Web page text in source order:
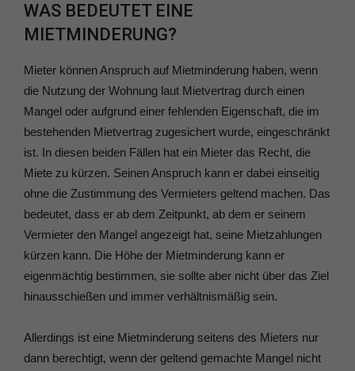
WAS BEDEUTET EINE
MIETMINDERUNG?
Mieter können Anspruch auf Mietminderung haben, wenn
die Nutzung der Wohnung laut Mietvertrag durch einen
Mangel oder aufgrund einer fehlenden Eigenschaft, die im
bestehenden Mietvertrag zugesichert wurde, eingeschränkt
ist. In diesen beiden Fällen hat ein Mieter das Recht, die
Miete zu kürzen. Seinen Anspruch kann er dabei einseitig
ohne die Zustimmung des Vermieters geltend machen. Das
bedeutet, dass er ab dem Zeitpunkt, ab dem er seinem
Vermieter den Mangel angezeigt hat, seine Mietzahlungen
kürzen kann. Die Höhe der Mietminderung kann er
eigenmächtig bestimmen, sie sollte aber nicht über das Ziel
hinausschießen und immer verhältnismäßig sein.
Allerdings ist eine Mietminderung seitens des Mieters nur
dann berechtigt, wenn der geltend gemachte Mangel nicht